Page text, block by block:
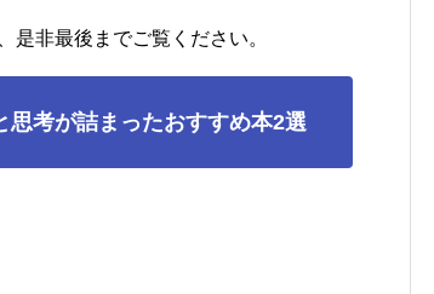
是非最後までご覧ください。
思考が詰まったおすすめ本2選